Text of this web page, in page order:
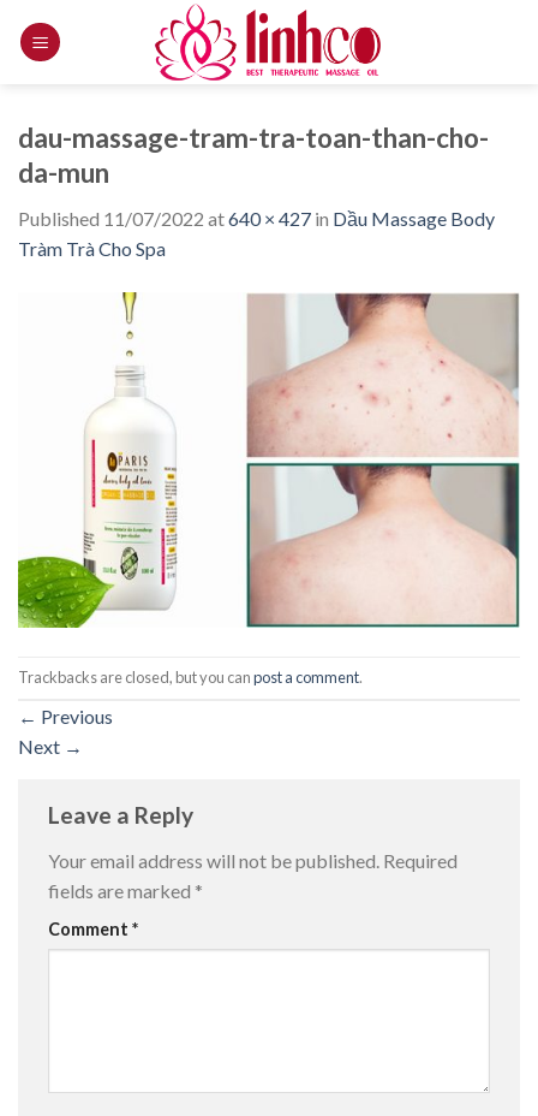
dau-massage-tram-tra-toan-than-cho-
da-mun
Published 11/07/2022 at640 × 427 in Dầu Massage Body
Tràm Trà Cho Spa
Trackbacks are closed, but you canpost a comment.
← Previous
Next →
Leave a Reply
Your email address will not be published. Required
fields are marked *
Comment *